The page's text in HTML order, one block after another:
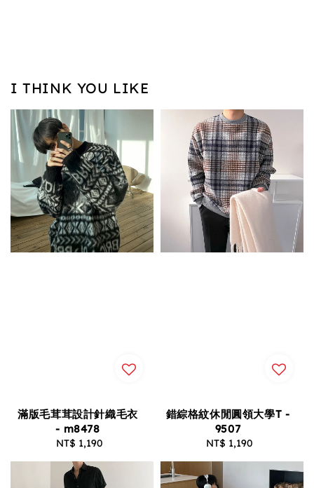
I THINK YOU LIKE
滿版毛茸茸設計針織毛衣
- m8478
Regular
NT$ 1,190
錯綜格紋休閒圓領大學T -
9507
Regular
NT$ 1,190